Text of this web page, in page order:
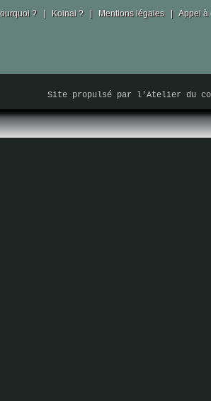
? | Koinai ? | Mentions légales | Appel à
Site propulsé par l'Atelier du